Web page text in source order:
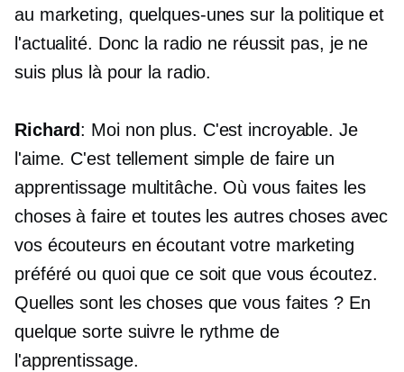
au marketing, quelques-unes sur la politique et
l'actualité. Donc la radio ne réussit pas, je ne
suis plus là pour la radio.
Richard: Moi non plus. C'est incroyable. Je
l'aime. C'est tellement simple de faire un
apprentissage multitâche. Où vous faites les
choses à faire et toutes les autres choses avec
vos écouteurs en écoutant votre marketing
préféré ou quoi que ce soit que vous écoutez.
Quelles sont les choses que vous faites ? En
quelque sorte suivre le rythme de
l'apprentissage.